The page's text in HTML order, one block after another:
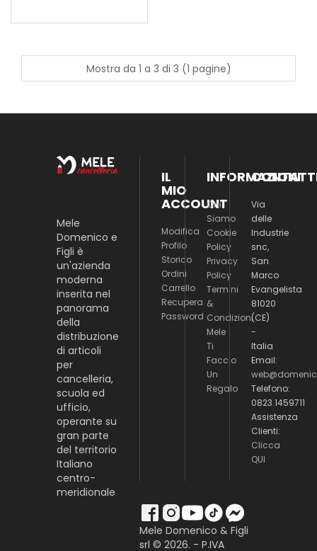
Mostra da 1 a 3 di 3 (1 pagine)
Mele
Domenico e
Figli è
un'azienda
moderna
inserita nel
panorama
della
distribuzione
di articoli
per
cancelleria,
scuola ed
ufficio,
operante su
gran parte
del territorio
Italiano
centro-
meridionale
IL
MIO
ACCOUNT
Modifica
Profilo
Storico
Ordini
Carrello
Recupera
Password
INFORMAZIONI
Chi
Siamo
Cookie
Policy
Privacy
Policy
Termini
&
Condizioni
Mele
Ti
Faccio
Un
Regalo
Via
delle
Industrie
snc,
San
Marco
Evangelista
81020
(CE)
-
Italia
Email:
Telefono:
0823.1459711
Assistenza
Clienti:
Clicca
QUI
Mele Domenico & Figli
srl © 2026. - P.IVA